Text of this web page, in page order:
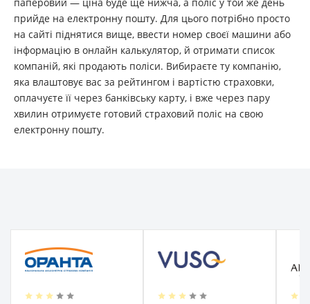
прийде на електронну пошту. Для цього потрібно просто
на сайті піднятися вище, ввести номер своєї машини або
інформацію в онлайн калькулятор, й отримати список
компаній, які продають поліси. Вибираєте ту компанію,
яка влаштовує вас за рейтингом і вартістю страховки,
оплачуєте її через банківську карту, і вже через пару
хвилин отримуєте готовий страховий поліс на свою
електронну пошту.